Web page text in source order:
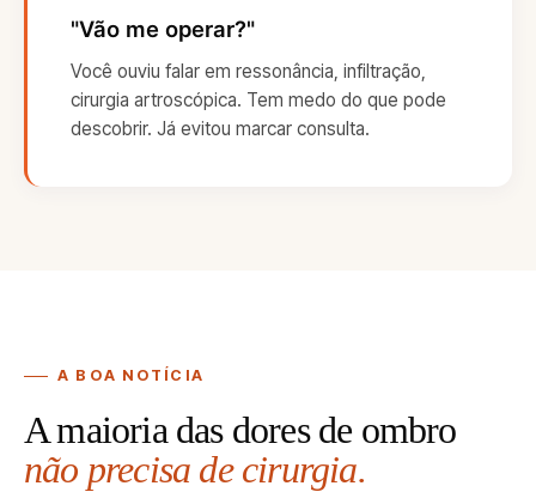
"Vão me operar?"
Você ouviu falar em ressonância, infiltração,
cirurgia artroscópica. Tem medo do que pode
descobrir. Já evitou marcar consulta.
A BOA NOTÍCIA
A maioria das dores de ombro
não precisa de cirurgia.